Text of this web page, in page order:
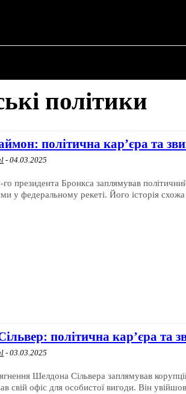
політики
політична кар’єра та
- 04.03.2025
го президента Бронкса заплямував
у федеральному рекеті. Його історія схожа
політична кар’єра та
- 03.03.2025
Шелдона Сільвера заплямував
свій офіс для особистої вигоди. Він